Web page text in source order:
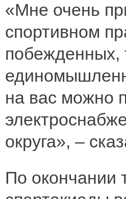
«Мне очень
спортивном
побежденных,
на вас можно
округа», –
По окончании